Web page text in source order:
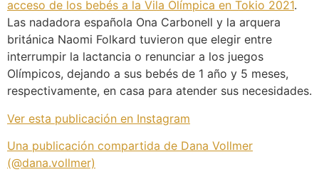
acceso de los bebés a la Vila Olímpica en Tokio 2021.
Las nadadora española Ona Carbonell y la arquera
británica Naomi Folkard tuvieron que elegir entre
interrumpir la lactancia o renunciar a los juegos
Olímpicos, dejando a sus bebés de 1 año y 5 meses,
respectivamente, en casa para atender sus necesidades.
Ver esta publicación en Instagram
Una publicación compartida de Dana Vollmer
(@dana.vollmer)